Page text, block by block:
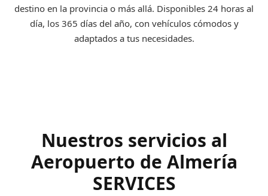
destino en la provincia o más allá. Disponibles 24 horas al
día, los 365 días del año, con vehículos cómodos y
adaptados a tus necesidades.
Nuestros servicios al
Aeropuerto de Almería
SERVICES